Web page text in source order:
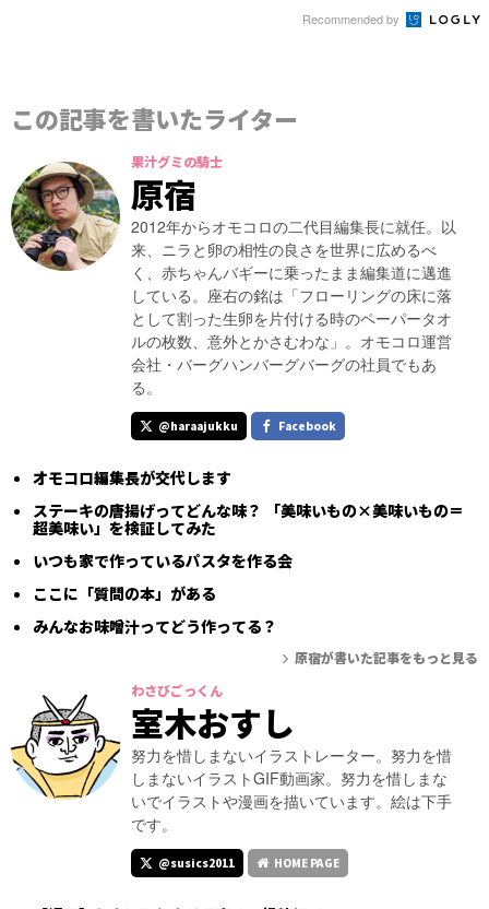
Recommended by
この記事を書いたライター
果汁グミの騎士
原宿
2012年からオモコロの二代目編集長に就任。以
来、ニラと卵の相性の良さを世界に広めるべ
く、赤ちゃんバギーに乗ったまま編集道に邁進
している。座右の銘は「フローリングの床に落
として割った生卵を片付ける時のペーパータオ
ルの枚数、意外とかさむわな」。オモコロ運営
会社・バーグハンバーグバーグの社員でもあ
る。
@haraajukku Facebook
オモコロ編集長が交代します
ステーキの唐揚げってどんな味？ 「美味いもの×美味いもの＝
超美味い」を検証してみた
いつも家で作っているパスタを作る会
ここに「質問の本」がある
みんなお味噌汁ってどう作ってる？
原宿が書いた記事をもっと見る
わさびごっくん
室木おすし
努力を惜しまないイラストレーター。努力を惜
しまないイラストGIF動画家。努力を惜しまな
いでイラストや漫画を描いています。絵は下手
です。
@susics2011 HOME PAGE